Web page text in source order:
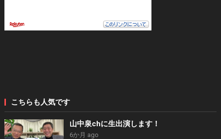
こちらも人気です
山中泉chに生出演します！
6か月 ago